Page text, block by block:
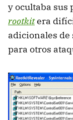
y ocultaba sus
rootkitera
adicionales
para otros